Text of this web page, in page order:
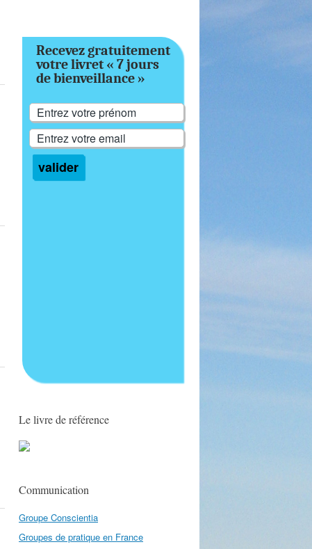
Recevez gratuitement
votre livret « 7 jours
de bienveillance »
Le livre de référence
Communication
Groupe Conscientia
Groupes de pratique en France